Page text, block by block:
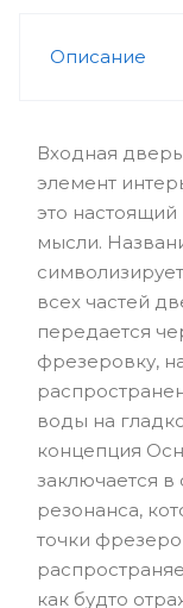
Описание
Входная
элемент
это
мысли.
всех частей
передается
фрезеровку,
воды на
концепция
заключается в
резонанса,
точки
как будто